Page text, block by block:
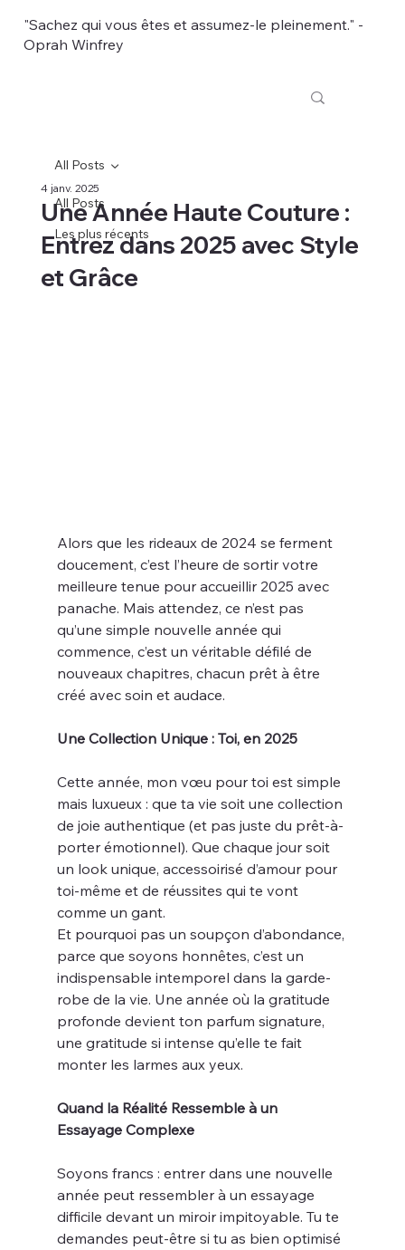
"Sachez qui vous êtes et assumez-le pleinement." -
Oprah Winfrey
All Posts
Les plus récents
All Posts
Une Année Haute Couture :
Entrez dans 2025 avec Style
et Grâce
4 janv. 2025
Alors que les rideaux de 2024 se ferment
doucement, c’est l’heure de sortir votre
meilleure tenue pour accueillir 2025 avec
panache. Mais attendez, ce n’est pas
qu’une simple nouvelle année qui
commence, c’est un véritable défilé de
nouveaux chapitres, chacun prêt à être
créé avec soin et audace.
Une Collection Unique : Toi, en 2025
Cette année, mon vœu pour toi est simple
mais luxueux : que ta vie soit une collection
de joie authentique (et pas juste du prêt-à-
porter émotionnel). Que chaque jour soit
un look unique, accessoirisé d’amour pour
toi-même et de réussites qui te vont
comme un gant.
Et pourquoi pas un soupçon d’abondance,
parce que soyons honnêtes, c’est un
indispensable intemporel dans la garde-
robe de la vie. Une année où la gratitude
profonde devient ton parfum signature,
une gratitude si intense qu’elle te fait
monter les larmes aux yeux.
Quand la Réalité Ressemble à un
Essayage Complexe
Soyons francs : entrer dans une nouvelle
année peut ressembler à un essayage
difficile devant un miroir impitoyable. Tu te
demandes peut-être si tu as bien optimisé